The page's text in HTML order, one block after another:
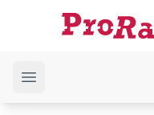
Open main menu